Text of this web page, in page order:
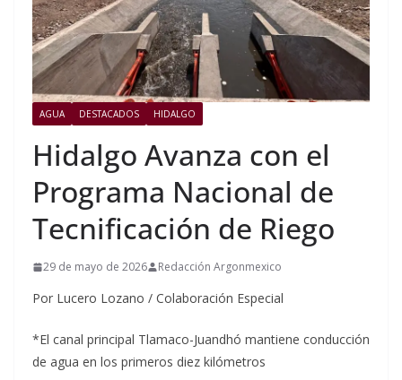
AGUA DESTACADOS HIDALGO
Hidalgo Avanza con el
Programa Nacional de
Tecnificación de Riego
29 de mayo de 2026 Redacción Argonmexico
Por Lucero Lozano / Colaboración Especial
*El canal principal Tlamaco-Juandhó mantiene conducción
de agua en los primeros diez kilómetros